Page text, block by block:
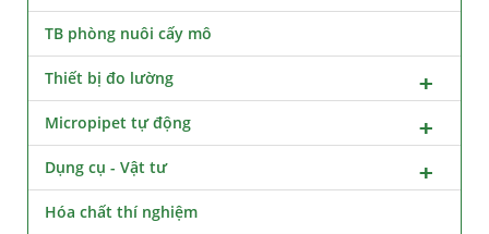
TB phòng nuôi cấy mô
Thiết bị đo lường
Micropipet tự động
Dụng cụ - Vật tư
Hóa chất thí nghiệm